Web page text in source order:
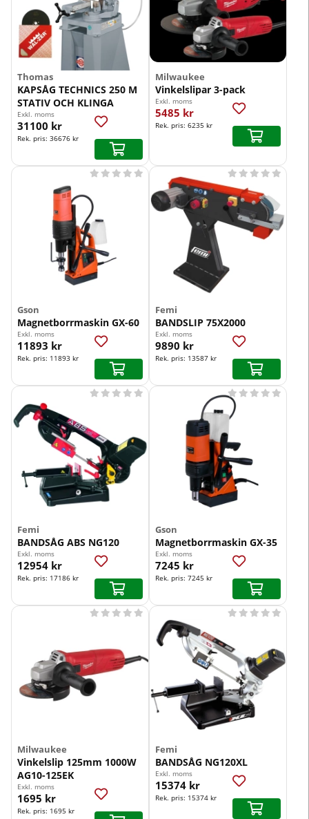
Thomas
KAPSÅG TECHNICS 250 M
STATIV OCH KLINGA
Exkl. moms
31100 kr
Rek. pris: 36676 kr
Milwaukee
Vinkelslipar 3-pack
Exkl. moms
5485 kr
Rek. pris: 6235 kr
Gson
Magnetborrmaskin GX-60
    
Exkl. moms
11893 kr
Rek. pris: 11893 kr
Femi
BANDSLIP 75X2000
    
Exkl. moms
9890 kr
Rek. pris: 13587 kr
Femi
BANDSÅG ABS NG120
    
Exkl. moms
12954 kr
Rek. pris: 17186 kr
Gson
Magnetborrmaskin GX-35
    
Exkl. moms
7245 kr
Rek. pris: 7245 kr
Milwaukee
Vinkelslip 125mm 1000W
AG10-125EK
    
Exkl. moms
1695 kr
Rek. pris: 1695 kr
Femi
BANDSÅG NG120XL
    
Exkl. moms
15374 kr
Rek. pris: 15374 kr